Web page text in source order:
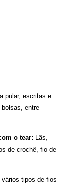
pular, escritas e
entre
o tear:
Lãs,
de crochê, fio de
tipos de fios